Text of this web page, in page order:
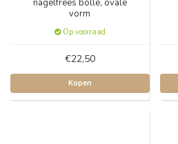
vorm
Op voorraad
€22,50
Kopen